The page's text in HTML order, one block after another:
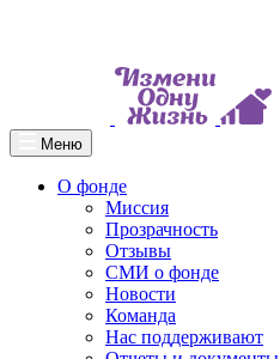
Меню
О фонде
Миссия
Прозрачность
Отзывы
СМИ о фонде
Новости
Команда
Нас поддерживают